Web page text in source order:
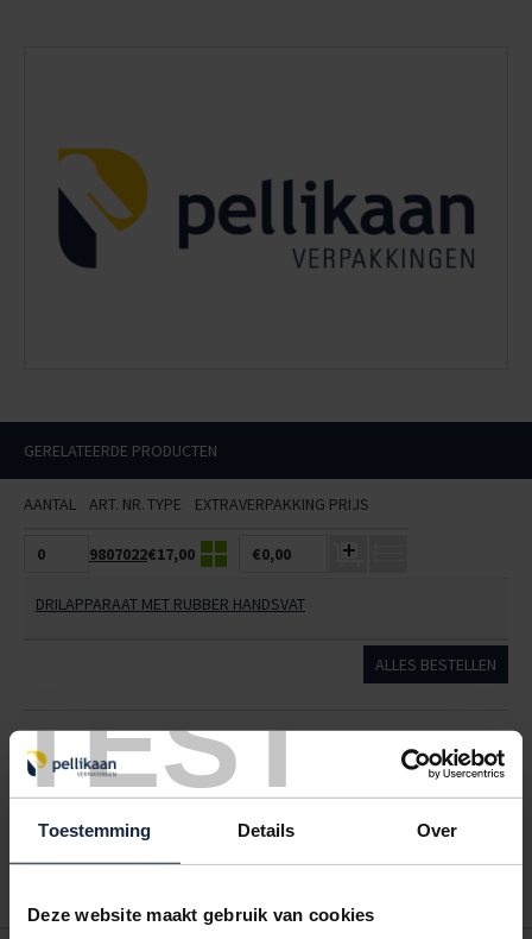
TEST
Toestemming Details Over
Deze website maakt gebruik van cookies
GERELATEERDE PRODUCTEN
AANTAL ART. NR.TYPE EXTRAVERPAKKING PRIJS
9807022€17,00 €0,00
DRILAPPARAAT MET RUBBER HANDSVAT
ALLES BESTELLEN
Hoe werkt een bestellijst?
Wanneer u bent ingelogd, kunt u een eigen bestellijst maken.
Gebruik bestel- en offertelijsten om eenvoudig en snel producten
te bestellen. Uw bestel- en offertelijsten kunt u terugvinden in uw